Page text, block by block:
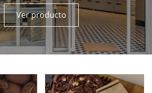
Ver producto